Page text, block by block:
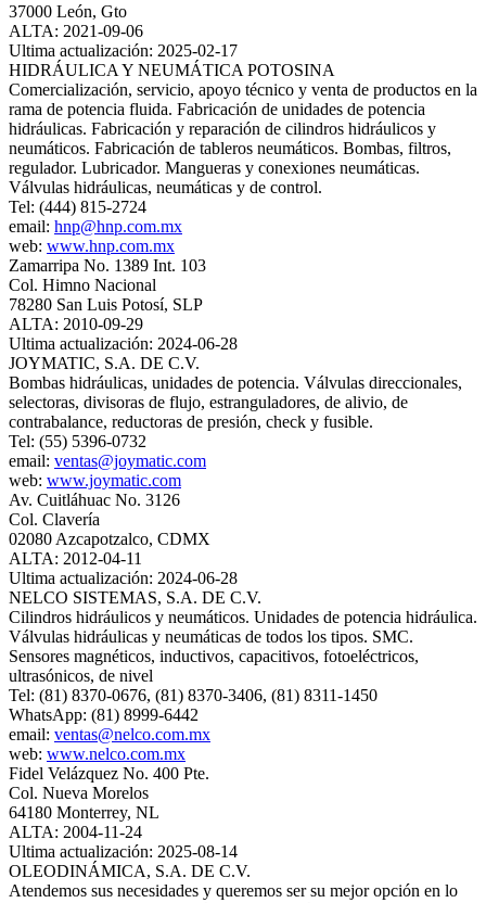
37000 León, Gto
ALTA: 2021-09-06
Ultima actualización: 2025-02-17
HIDRÁULICA Y NEUMÁTICA POTOSINA
Comercialización, servicio, apoyo técnico y venta de productos en la
rama de potencia fluida. Fabricación de unidades de potencia
hidráulicas. Fabricación y reparación de cilindros hidráulicos y
neumáticos. Fabricación de tableros neumáticos. Bombas, filtros,
regulador. Lubricador. Mangueras y conexiones neumáticas.
Válvulas hidráulicas, neumáticas y de control.
Tel: (444) 815-2724
email: hnp@hnp.com.mx
web: www.hnp.com.mx
Zamarripa No. 1389 Int. 103
Col. Himno Nacional
78280 San Luis Potosí, SLP
ALTA: 2010-09-29
Ultima actualización: 2024-06-28
JOYMATIC, S.A. DE C.V.
Bombas hidráulicas, unidades de potencia. Válvulas direccionales,
selectoras, divisoras de flujo, estranguladores, de alivio, de
contrabalance, reductoras de presión, check y fusible.
Tel: (55) 5396-0732
email: ventas@joymatic.com
web: www.joymatic.com
Av. Cuitláhuac No. 3126
Col. Clavería
02080 Azcapotzalco, CDMX
ALTA: 2012-04-11
Ultima actualización: 2024-06-28
NELCO SISTEMAS, S.A. DE C.V.
Cilindros hidráulicos y neumáticos. Unidades de potencia hidráulica.
Válvulas hidráulicas y neumáticas de todos los tipos. SMC.
Sensores magnéticos, inductivos, capacitivos, fotoeléctricos,
ultrasónicos, de nivel
Tel: (81) 8370-0676, (81) 8370-3406, (81) 8311-1450
WhatsApp: (81) 8999-6442
email: ventas@nelco.com.mx
web: www.nelco.com.mx
Fidel Velázquez No. 400 Pte.
Col. Nueva Morelos
64180 Monterrey, NL
ALTA: 2004-11-24
Ultima actualización: 2025-08-14
OLEODINÁMICA, S.A. DE C.V.
Atendemos sus necesidades y queremos ser su mejor opción en lo